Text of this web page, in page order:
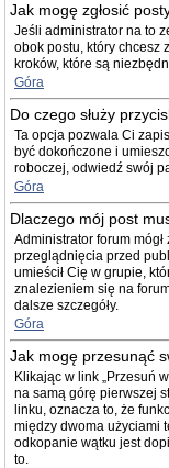
Jak mogę zgłosić
Jeśli administrator na to
obok postu, który chcesz
kroków, które są
Góra
Do czego służy
Ta opcja pozwala Ci
być dokończone i
roboczej, odwiedź swój
Góra
Dlaczego mój post
Administrator forum
przeglądnięcia przed
umieścił Cię w grupie,
znalezieniem się na
dalsze szczegóły.
Góra
Jak mogę przesunąć
Klikając w link „Przesuń
na samą górę pierwszej
linku, oznacza to, że
między dwoma użyciami
odkopanie wątku jest
to.